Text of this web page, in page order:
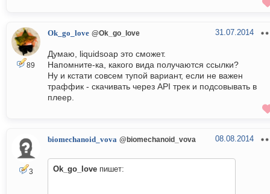
89
Ok_go_love @Ok_go_love 31.07.2014
Думаю, liquidsoap это сможет.
Напомните-ка, какого вида получаются ссылки?
Ну и кстати совсем тупой вариант, если не важен
траффик - скачивать через API трек и подсовывать в
плеер.
3
biomechanoid_vova @biomechanoid_vova 08.08.2014
Ok_go_love пишет: